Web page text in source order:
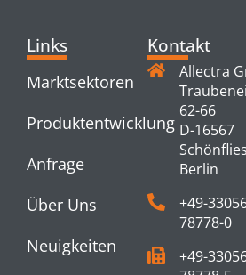
Links
Marktsektoren
Produktentwicklung
Anfrage
Über Uns
Neuigkeiten
Kontakt
Allectra
62-66
D-16567
Berlin
+49-
78778-0
+49-